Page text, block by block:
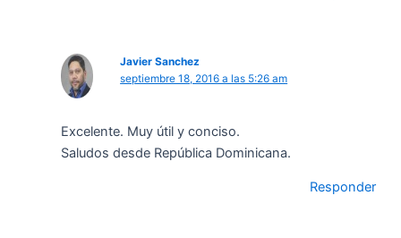
Javier Sanchez
septiembre 18, 2016 a las 5:26 am
Excelente. Muy útil y conciso.
Saludos desde República Dominicana.
Responder